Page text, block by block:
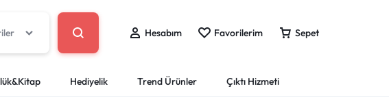
Hesabım Favorilerim Sepet
Hediyelik Trend Ürünler Çıktı Hizmeti